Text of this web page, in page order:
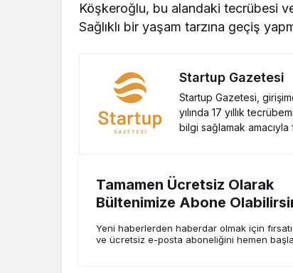
Köşkeroğlu, bu alandaki tecrübesi
Sağlıklı bir yaşam tarzına geçiş
Startup Gazetesi
Startup Gazetesi,
yılında 17 yıllık
bilgi sağlamak
Tamamen Ücretsiz Olarak
Bültenimize Abone
Yeni haberlerden haberdar olmak için fırsatı
ve ücretsiz e-posta aboneliğini hemen